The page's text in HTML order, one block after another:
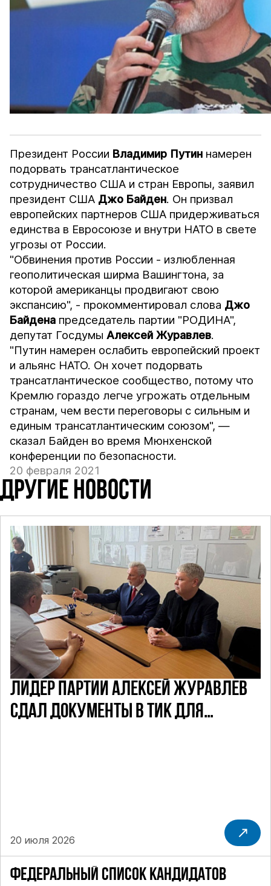
Президент России Владимир Путин намерен
подорвать трансатлантическое
сотрудничество США и стран Европы, заявил
президент США Джо Байден. Он призвал
европейских партнеров США придерживаться
единства в Евросоюзе и внутри НАТО в свете
угрозы от России.
"Обвинения против России - излюбленная
геополитическая ширма Вашингтона, за
которой американцы продвигают свою
экспансию", - прокомментировал слова Джо
Байдена председатель партии "РОДИНА",
депутат ГосдумыАлексей Журавлев.
"Путин намерен ослабить европейский проект
и альянс НАТО. Он хочет подорвать
трансатлантическое сообщество, потому что
Кремлю гораздо легче угрожать отдельным
странам, чем вести переговоры с сильным и
единым трансатлантическим союзом", —
сказал Байден во время Мюнхенской
конференции по безопасности.
20 февраля 2021
ДРУГИЕ НОВОСТИ
ФЕДЕРАЛЬНЫЙ СПИСОК КАНДИДАТОВ
ЛИДЕР ПАРТИИ АЛЕКСЕЙ ЖУРАВЛЕВ
СДАЛ ДОКУМЕНТЫ В ТИК ДЛЯ
20 июля 2026